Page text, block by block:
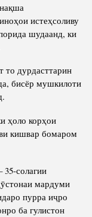
истеҳсоливу
шудаанд, ки
то дурдасттарин
бисёр мушкилоти
ҳоло корҳои
кишвар бомаром
солагии
мардуми
пурра иҷро
ба гулистон